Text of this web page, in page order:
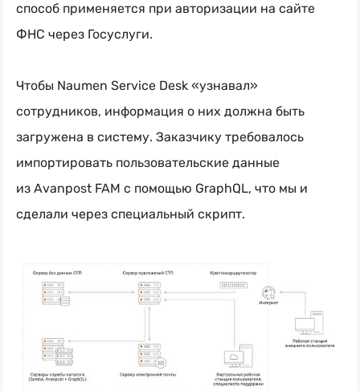
способ применяется при авторизации на сайте
ФНС через Госуслуги.
Чтобы Naumen Service Desk «узнавал»
сотрудников, информация о них должна быть
загружена в систему. Заказчику требовалось
импортировать пользовательские данные
из Avanpost FAM с помощью GraphQL, что мы и
сделали через специальный скрипт.